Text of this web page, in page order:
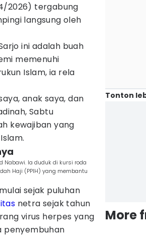
2026) tergabung
langsung oleh
ini adalah buah
memenuhi
Islam, ia rela
anak saya, dan
Sabtu
kewajiban yang
Nabawi. Ia duduk di kursi roda
Haji (PPIH) yang membantu
sejak puluhan
netra sejak tahun
virus herpes yang
penyembuhan
Tonton
More